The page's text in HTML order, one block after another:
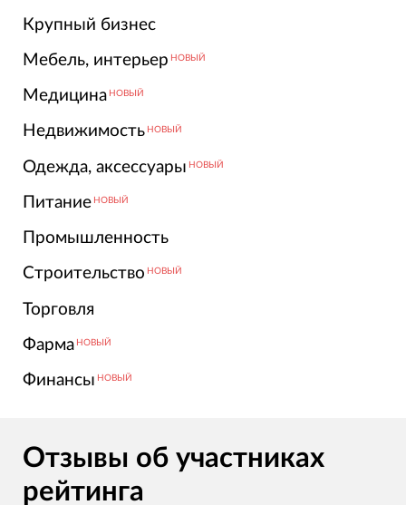
Крупный бизнес
Мебель, интерьер НОВЫЙ
Медицина НОВЫЙ
Недвижимость НОВЫЙ
Одежда, аксессуары НОВЫЙ
Питание НОВЫЙ
Промышленность
Строительство НОВЫЙ
Торговля
Фарма НОВЫЙ
Финансы НОВЫЙ
Отзывы об участниках
рейтинга